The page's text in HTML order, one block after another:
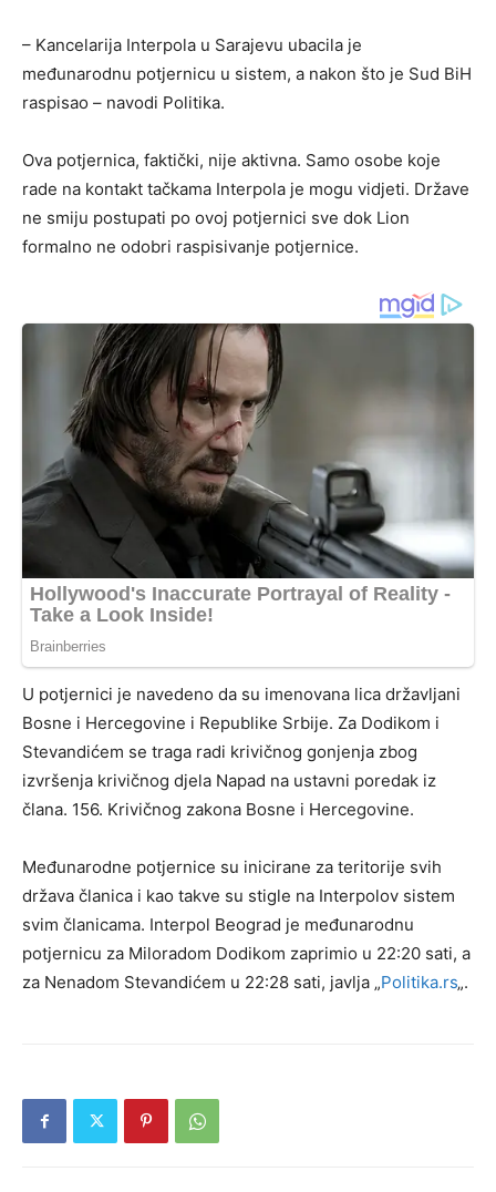
– Kancelarija Interpola u Sarajevu ubacila je
međunarodnu potjernicu u sistem, a nakon što je Sud BiH
raspisao – navodi Politika.
Ova potjernica, faktički, nije aktivna. Samo osobe koje
rade na kontakt tačkama Interpola je mogu vidjeti. Države
ne smiju postupati po ovoj potjernici sve dok Lion
formalno ne odobri raspisivanje potjernice.
U potjernici je navedeno da su imenovana lica državljani
Bosne i Hercegovine i Republike Srbije. Za Dodikom i
Stevandićem se traga radi krivičnog gonjenja zbog
izvršenja krivičnog djela Napad na ustavni poredak iz
člana. 156. Krivičnog zakona Bosne i Hercegovine.
Međunarodne potjernice su inicirane za teritorije svih
država članica i kao takve su stigle na Interpolov sistem
svim članicama. Interpol Beograd je međunarodnu
potjernicu za Miloradom Dodikom zaprimio u 22:20 sati, a
za Nenadom Stevandićem u 22:28 sati, javlja „Politika.rs„.